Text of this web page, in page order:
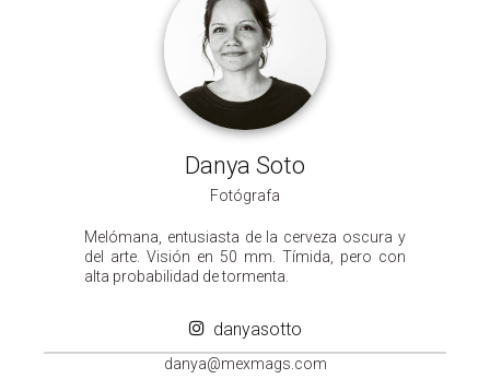
Danya Soto
Fotógrafa
Melómana, entusiasta de la cerveza oscura y
del arte. Visión en 50 mm. Tímida, pero con
alta probabilidad de tormenta.
danyasotto
moc.s
gamxe
m@ayn
ad